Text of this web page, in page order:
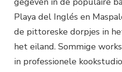
Playa del Inglés en
de pittoreske dorpjes in
het eiland. Sommige
in professionele